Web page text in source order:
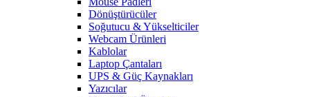
Dönüştürücüler
Soğutucu & Yükselticiler
Webcam Ürünleri
Kablolar
Laptop Çantaları
UPS & Güç Kaynakları
Yazıcılar